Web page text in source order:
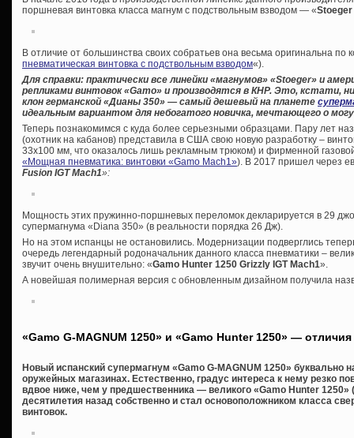
поршневая винтовка класса магнум с подствольным взводом — «Stoeger
В отличие от большинства своих собратьев она весьма оригинальна по
пневматическая винтовка с подствольным взводом«).
Для справки: практически все линейки «магнумов» «Stoeger» и
репликами винтовок «Gamo» и производятся в КНР. Это, кстати,
клон германской «Дианы 350» — самый дешевый на планете
идеальным вариантом для небогатого новичка, мечтающего о
Теперь познакомимся с куда более серьезными образцами. Пару лет
(охотник на кабанов) представила в США свою новую разработку –
33х100 мм, что оказалось лишь рекламным трюком) и фирменной
«Мощная пневматика: винтовки «Gamo Maсh1»). В 2017 пришел через
Fusion IGT Mach1»:
Мощность этих пружинно-поршневых переломок декларируется в 29
супермагнума «Diana 350» (в реальности порядка 26 Дж).
Но на этом испанцы не остановились. Модернизации подверглись
очередь легендарный родоначальник данного класса пневматики –
звучит очень внушительно: «Gamo Hunter 1250 Grizzly IGT Mach1».
А новейшая полимерная версия с обновленным дизайном получила
«Gamo G-MAGNUM 1250» и «Gamo Hunter 1250» —
Новый испанский супермагнум «Gamo G-MAGNUM 1250» буквально
оружейных магазинах. Естественно, градус интереса к нему резко
вдвое ниже, чем у предшественника — великого «Gamo Hunter 1250»
десятилетия назад собственно и стал основоположником класса
винтовок.